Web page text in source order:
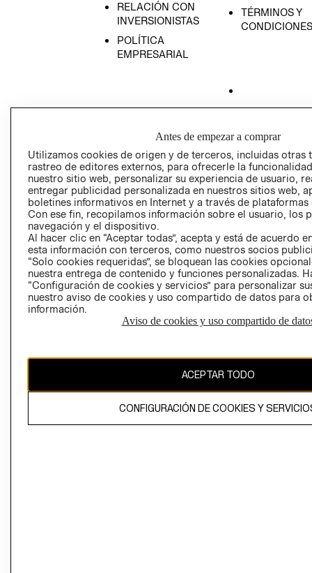
RELACIÓN CON
INVERSIONISTAS
POLÍTICA
EMPRESARIAL
TÉRMINOS Y
CONDICIONES
PRIVACIDAD
GIFT CARD
AVISO DE
Perú (S/)
CAMBIAR REGIÓN
El contenido de esta página web está protegido por copyright y es
Antes de empezar a comprar
Utilizamos cookies de origen y de terceros, incluidas otras
rastreo de editores externos, para ofrecerle la
nuestro sitio web, personalizar su experiencia de usuario,
entregar publicidad personalizada en nuestros sitios web,
boletines informativos en Internet y a través de plataformas
Con ese fin, recopilamos información sobre el usuario, los
navegación y el dispositivo.
Al hacer clic en “Aceptar todas”, acepta y está de acuerdo
esta información con terceros, como nuestros socios
“Solo cookies requeridas”, se bloquean las cookies
nuestra entrega de contenido y funciones personalizadas.
“Configuración de cookies y servicios” para personalizar
nuestro aviso de cookies y uso compartido de datos para
información.
Aviso de cookies y uso compartido de
ACEPTAR TODO
CONFIGURACIÓN DE COOKIES Y